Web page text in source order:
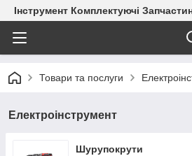
Інструмент Комплектуючі
Товари та послуги
Електроінструмент
Шурупокрути